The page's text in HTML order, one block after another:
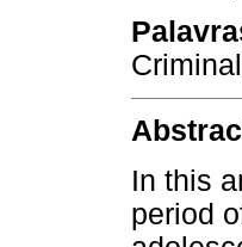
In this
period